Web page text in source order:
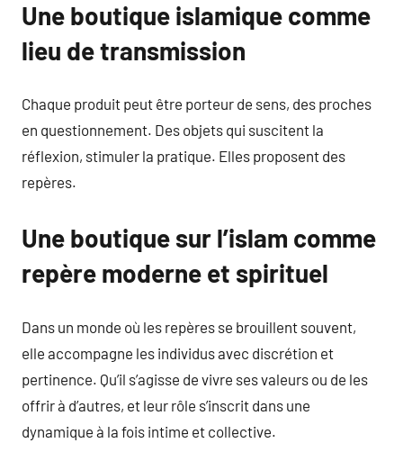
Une boutique islamique comme
lieu de transmission
Chaque produit peut être porteur de sens, des proches
en questionnement. Des objets qui suscitent la
réflexion, stimuler la pratique. Elles proposent des
repères.
Une boutique sur l’islam comme
repère moderne et spirituel
Dans un monde où les repères se brouillent souvent,
elle accompagne les individus avec discrétion et
pertinence. Qu’il s’agisse de vivre ses valeurs ou de les
offrir à d’autres, et leur rôle s’inscrit dans une
dynamique à la fois intime et collective.